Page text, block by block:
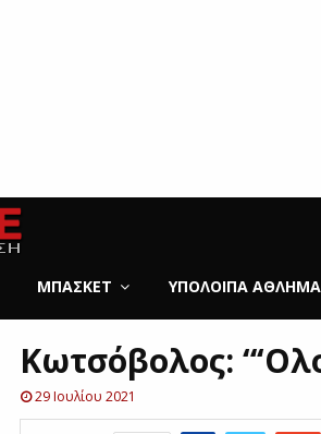
ΜΠΆΣΚΕΤ ΥΠΌΛΟΙΠΑ
Κωτσόβολος:
29 Ιουλίου 2021